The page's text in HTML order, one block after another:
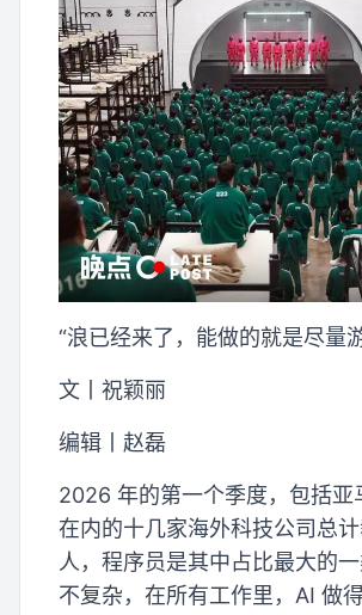
“浪已经来了，能做的就是尽量
文丨祝颖丽
编辑丨赵磊
2026 年的第一个季度，包括亚
在内的十几家海外科技公司总
人，程序员是其中占比最大的
不复杂，在所有工作里，AI 做